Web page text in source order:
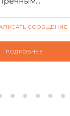
СООБЩЕНИЕ
ПОДРОБНЕЕ